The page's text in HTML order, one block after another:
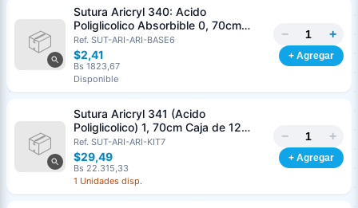
Sutura Aricryl 340: Acido
Poliglicolico Absorbible 0, 70cm
Und ARIZI Aguja de 1/2 Punta
Cónica 36mm
Ref. SUT-ARI-ARI-BASE6
$2,41
Bs 1823,67
Disponible
− +
+ Agregar
Sutura Aricryl 341 (Acido
Poliglicolico) 1, 70cm Caja de 12
Unds ARIZI Aguja de 1/2 Circulo
Punta Conica 36mm
Ref. SUT-ARI-ARI-KIT7
$29,49
Bs 22.315,33
1 Unidades disp.
− +
+ Agregar
Email (opcional)
Cancelar